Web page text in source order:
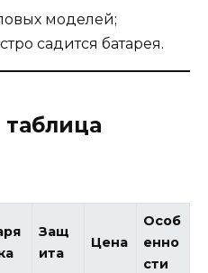
моделей;
садится батарея.
Защ
ита
Цена
Особ
енно
сти